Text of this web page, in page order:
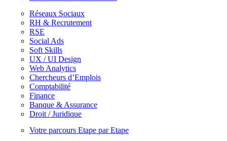
Réseaux Sociaux
RH & Recrutement
RSE
Social Ads
Soft Skills
UX / UI Design
Web Analytics
Chercheurs d’Emplois
Comptabilité
Finance
Banque & Assurance
Droit / Juridique
Votre parcours Etape par Etape